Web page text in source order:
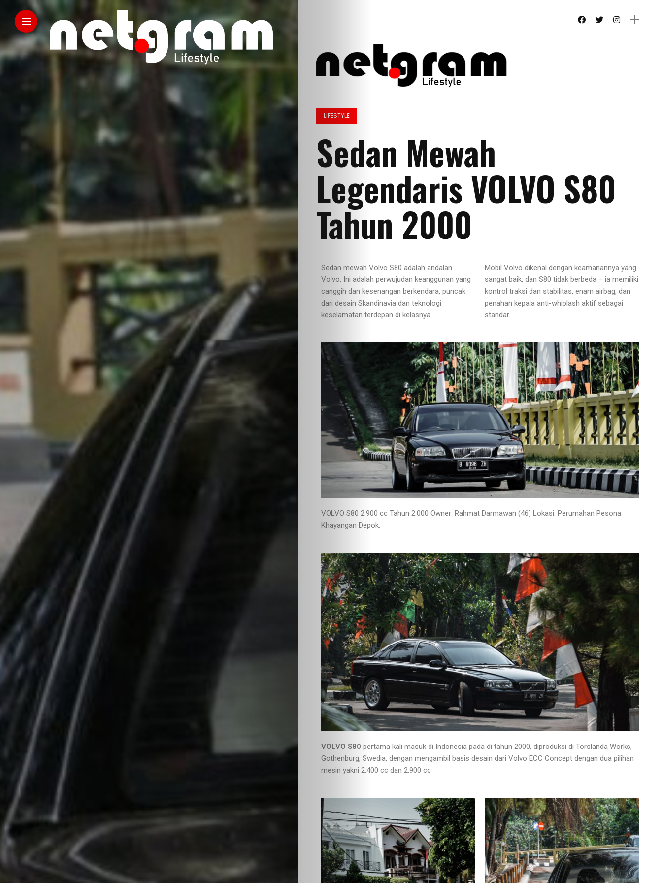
LIFESTYLE
Sedan Mewah
Legendaris VOLVO S80
Tahun 2000
Sedan mewah Volvo S80 adalah andalan
Volvo. Ini adalah perwujudan keanggunan yang
canggih dan kesenangan berkendara, puncak
dari desain Skandinavia dan teknologi
keselamatan terdepan di kelasnya.
Mobil Volvo dikenal dengan keamanannya yang
sangat baik, dan S80 tidak berbeda – ia memiliki
kontrol traksi dan stabilitas, enam airbag, dan
penahan kepala anti-whiplash aktif sebagai
standar.
VOLVO S80 2.900 cc Tahun 2.000 Owner: Rahmat Darmawan (46) Lokasi: Perumahan Pesona
Khayangan Depok.
VOLVO S80 pertama kali masuk di Indonesia pada di tahun 2000, diproduksi di Torslanda Works,
Gothenburg, Swedia, dengan mengambil basis desain dari Volvo ECC Concept dengan dua pilihan
mesin yakni 2.400 cc dan 2.900 cc